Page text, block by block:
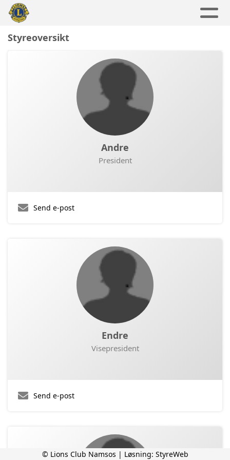
Styreoversikt
Andre
President
Send e-post
Endre
Visepresident
Send e-post
© Lions Club Namsos | Løsning: StyreWeb